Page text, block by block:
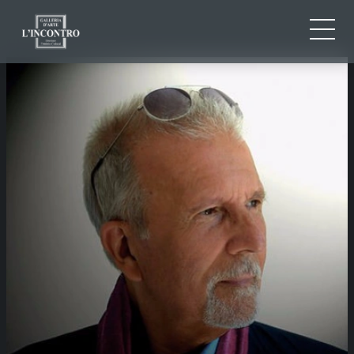
NEWS ED EVENTI
ARTISTI E OPERE